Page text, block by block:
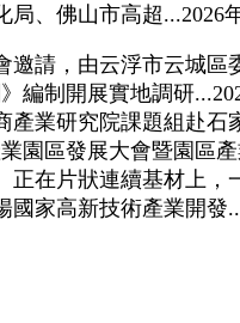
、佛山市高超...2026
，由云浮市云城區
編制開展實地調研
產業研究院課題組赴
園區發展大會暨園區
在片狀連續基材上
國家高新技術產業開